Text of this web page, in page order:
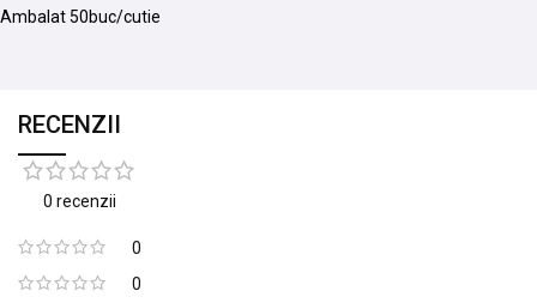
Ambalat 50buc/cutie
RECENZII
0 recenzii
0
0